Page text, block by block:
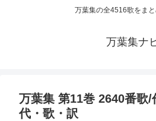
万葉集の全4516歌をまと
万葉集ナ
万葉集 第11巻 2640番歌/
代・歌・訳